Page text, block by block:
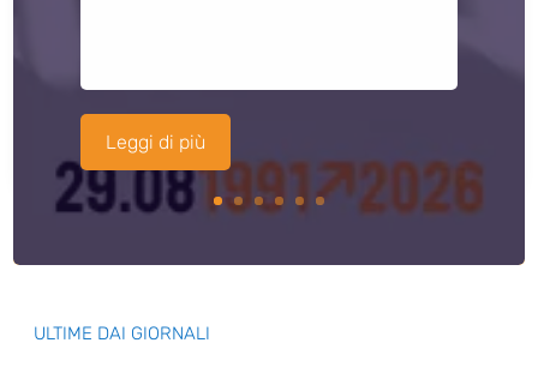
Leggi di più
ULTIME DAI GIORNALI